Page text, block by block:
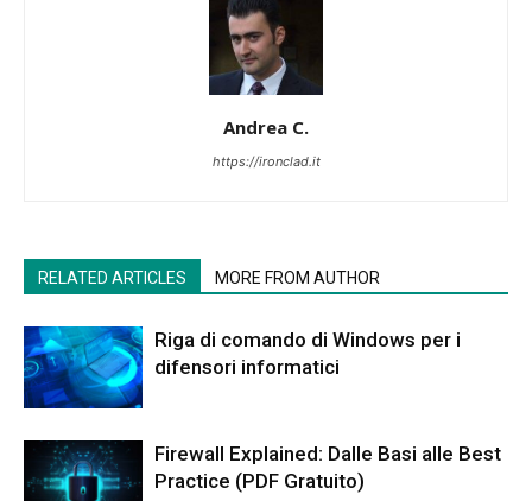
Andrea C.
https://ironclad.it
RELATED ARTICLES MORE FROM AUTHOR
Riga di comando di Windows per i
difensori informatici
Firewall Explained: Dalle Basi alle Best
Practice (PDF Gratuito)